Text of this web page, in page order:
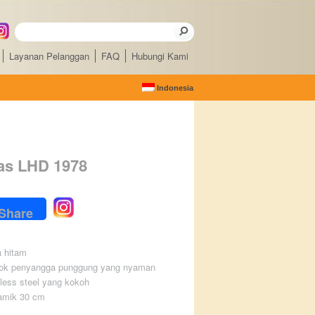
Layanan Pelanggan FAQ Hubungi Kami
Indonesia
LHD 1978
hitam
penyangga punggung yang nyaman
steel yang kokoh
30 cm